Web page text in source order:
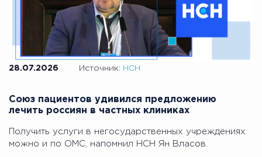
28.07.2026 Источник: НСН
Союз пациентов удивился предложению
лечить россиян в частных клиниках
Получить услуги в негосударственных учреждениях
можно и по ОМС, напомнил НСН Ян Власов.